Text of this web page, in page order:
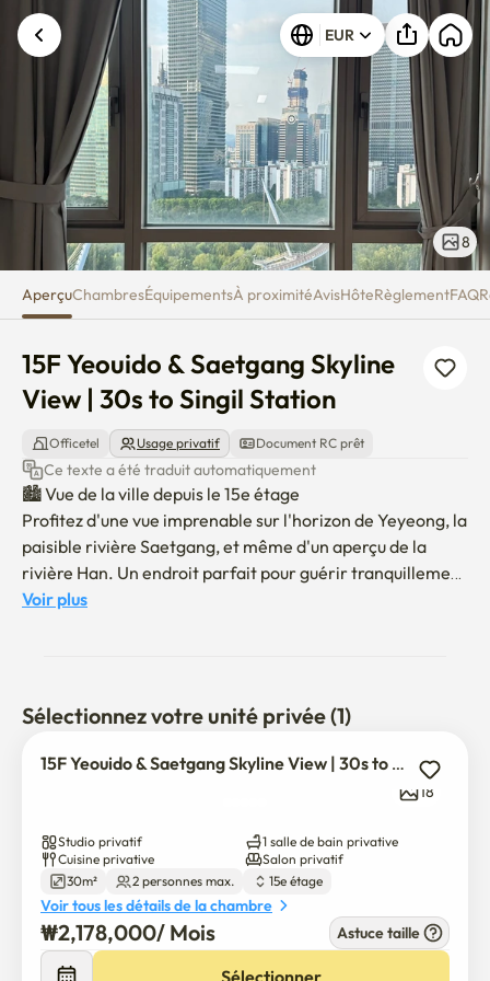
15F Yeouido & Saetgang
EUR
8
AperçuChambresÉquipementsÀ proximitéAvisHôteRèglementFAQ
15F Yeouido & Saetgang Skyline
View | 30s to Singil Station
Officetel Usage privatif Document RC prêt
Ce texte a été traduit automatiquement
🏙️ Vue de la ville depuis le 15e étage
Profitez d'une vue imprenable sur l'horizon de Yeyeong, la
paisible rivière Saetgang, et même d'un aperçu de la
rivière Han. Un endroit parfait pour guérir tranquillement
au cœur de Séoul.
· 7 min à pied jusqu'à la gare de Yeyeong (lignes 5 et 9)
· Accès facile à Yeyeong, Gwangwamwamwam,
Gangnam
· Rejoindre les grandes universités de Séoul en moins de
- Hongdae (18 minutes)
- Université nationale de Séoul (18 minutes)
- Sinong/Yonsei (20 minutes)
- Hanyang Univ. (30 minutes)
🛋️ Vie entièrement meublée Premium Living
Voir plus
Sélectionnez votre unité privée (1)
15F Yeouido & Saetgang Skyline View | 30s to Singil Station
18
Studio privatif
1 salle de bain privative
Cuisine privative
Salon privatif
30m²
2 personnes max. 15e étage
Voir tous les détails de la chambre
₩2,178,000/ Mois Astuce taille
Sélectionner